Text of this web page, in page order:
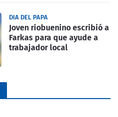
DIA DEL PAPA
Joven riobuenino escribió a
Farkas para que ayude a
trabajador local